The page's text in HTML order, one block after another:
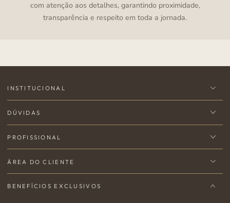
com atenção aos detalhes, garantindo proximidade,
transparência e respeito em toda a jornada.
INSTITUCIONAL
DÚVIDAS
PROFISSIONAL
ÁREA DO CLIENTE
BENEFÍCIOS EXCLUSIVOS